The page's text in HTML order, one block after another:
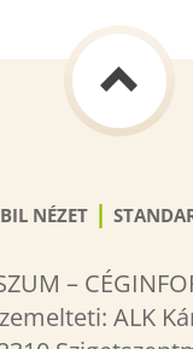
NÉZET |
–
ALK